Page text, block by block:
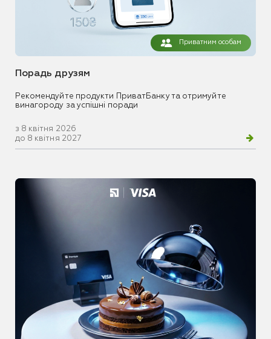
Приватним особам
Порадь друзям
Рекомендуйте продукти ПриватБанку та отримуйте
винагороду за успішні поради
з 8 квітня 2026
до 8 квітня 2027